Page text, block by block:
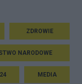
ZDROWIE
NARODOWE
MEDIA